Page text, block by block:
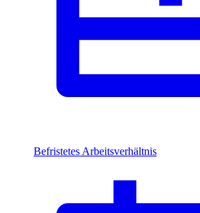
Befristetes Arbeitsverhältnis